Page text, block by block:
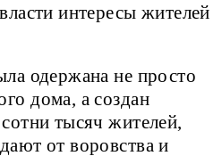
интересы жителей
одержана не просто
дома, а создан
тысяч жителей,
от воровства и